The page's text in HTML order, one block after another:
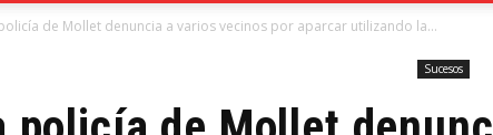
de Mollet denuncia a varios vecinos por aparcar utilizando la...
Sucesos